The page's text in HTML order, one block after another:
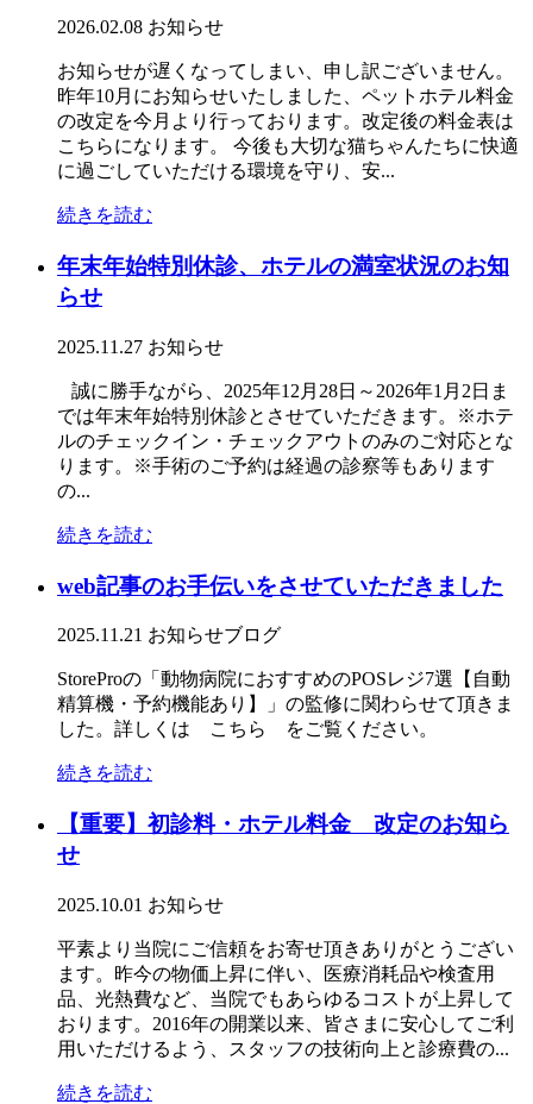
2026.02.08 お知らせ
お知らせが遅くなってしまい、申し訳ございません。
昨年10月にお知らせいたしました、ペットホテル料金
の改定を今月より行っております。改定後の料金表は
こちらになります。 今後も大切な猫ちゃんたちに快適
に過ごしていただける環境を守り、安...
続きを読む
年末年始特別休診、ホテルの満室状況のお知
らせ
2025.11.27 お知らせ
誠に勝手ながら、2025年12月28日～2026年1月2日ま
では年末年始特別休診とさせていただきます。※ホテ
ルのチェックイン・チェックアウトのみのご対応とな
ります。※手術のご予約は経過の診察等もあります
の...
続きを読む
web記事のお手伝いをさせていただきました
2025.11.21 お知らせブログ
StoreProの「動物病院におすすめのPOSレジ7選【自動
精算機・予約機能あり】」の監修に関わらせて頂きま
した。詳しくは こちら をご覧ください。
続きを読む
【重要】初診料・ホテル料金 改定のお知ら
せ
2025.10.01 お知らせ
平素より当院にご信頼をお寄せ頂きありがとうござい
ます。昨今の物価上昇に伴い、医療消耗品や検査用
品、光熱費など、当院でもあらゆるコストが上昇して
おります。2016年の開業以来、皆さまに安心してご利
用いただけるよう、スタッフの技術向上と診療費の...
続きを読む